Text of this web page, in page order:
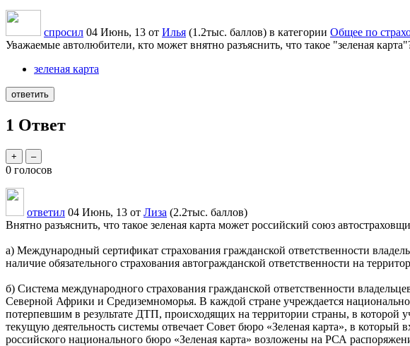
спросил 04 Июнь, 13 от Илья (1.2тыс. баллов) в категории Общее по
Уважаемые автолюбители, кто может внятно разъяснить, что такое "зеленая
зеленая карта
1 Ответ
0 голосов
ответил 04 Июнь, 13 от Лиза (2.2тыс. баллов)
Внятно разъяснить, что такое зеленая карта может российский союз
а) Международный сертификат страхования гражданской ответственности
наличие обязательного страхования автогражданской ответственности на
б) Система международного страхования гражданской ответственности
Северной Африки и Средиземноморья. В каждой стране учреждается
потерпевшим в результате ДТП, происходящих на территории страны, в которой
текущую деятельность системы отвечает Совет бюро «Зеленая карта», в
российского национального бюро «Зеленая карта» возложены на РСА